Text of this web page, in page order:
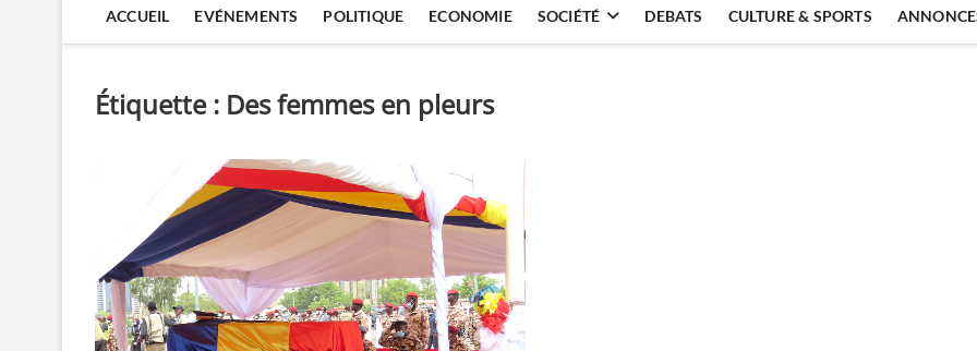
ACCUEIL EVÉNEMENTS POLITIQUE ECONOMIE SOCIÉTÉ DEBATS CULTURE & SPORTS
Étiquette : Des femmes en pleurs